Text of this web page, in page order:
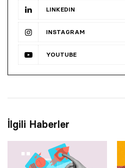
LINKEDIN
INSTAGRAM
YOUTUBE
İlgili Haberler